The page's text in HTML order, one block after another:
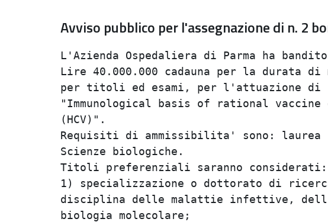
Avviso pubblico per l'assegnazione di n. 2
L'Azienda Ospedaliera di Parma
Lire 40.000.000 cadauna per la
per titoli ed esami, per
"Immunological basis of rational
Requisiti di ammissibilita' sono:
Scienze
Titoli preferenziali
1) specializzazione o
disciplina delle malattie
biologia